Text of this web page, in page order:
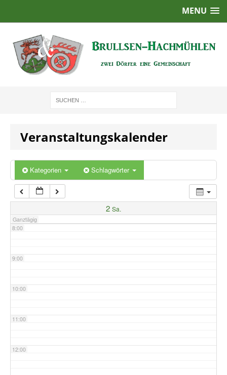
MENU
Veranstaltungskalender
Kategorien Schlagwörter
2 Sa.
Ganztägig
2:00
5:00
7:00
8:00
9:00
10:00
11:00
12:00